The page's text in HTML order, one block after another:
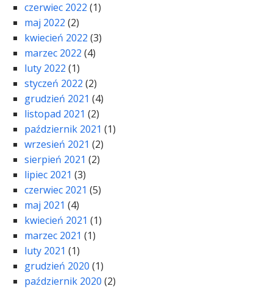
czerwiec 2022 (1)
maj 2022 (2)
kwiecień 2022 (3)
marzec 2022 (4)
luty 2022 (1)
styczeń 2022 (2)
grudzień 2021 (4)
listopad 2021 (2)
październik 2021 (1)
wrzesień 2021 (2)
sierpień 2021 (2)
lipiec 2021 (3)
czerwiec 2021 (5)
maj 2021 (4)
kwiecień 2021 (1)
marzec 2021 (1)
luty 2021 (1)
grudzień 2020 (1)
październik 2020 (2)